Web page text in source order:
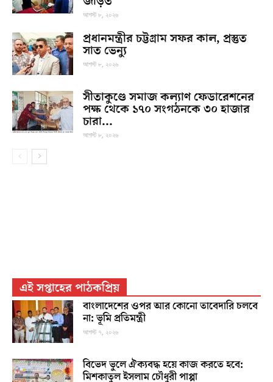
আগস্ট ৮, ২০২৬
প্রধানমন্ত্রীর চট্টগ্রাম সফর কাল, প্রস্তুত
সাত ভেন্যু
আগস্ট ৮, ২০২৬
সীতাকুণ্ডে সমাজ কল্যাণ ফেডারেশনের
পক্ষ থেকে ১৭০ সংগঠনকে ৩০ হাজার
চারা...
আগস্ট ৮, ২০২৬
এই সপ্তাহের পাঠকপ্রিয়
বাংলাদেশের ওপর আর কোনো তাবেদারি চলবে
না: ভূমি প্রতিমন্ত্রী
আগস্ট ৭, ২০২৬
বিভেদ ভুলে ঐক্যবদ্ধ হয়ে কাজ করতে হবে:
মিশকাতুল ইসলাম চৌধুরী পাপ্পা